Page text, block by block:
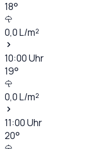
18°
0,0L/m²
10:00Uhr
19°
0,0L/m²
11:00Uhr
20°